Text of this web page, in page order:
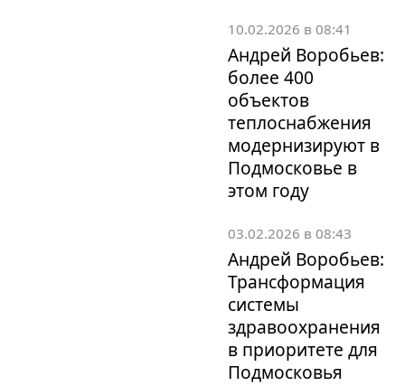
10.02.2026 в 08:41
Андрей Воробьев:
более 400
объектов
теплоснабжения
модернизируют в
Подмосковье в
этом году
03.02.2026 в 08:43
Андрей Воробьев:
Трансформация
системы
здравоохранения
в приоритете для
Подмосковья